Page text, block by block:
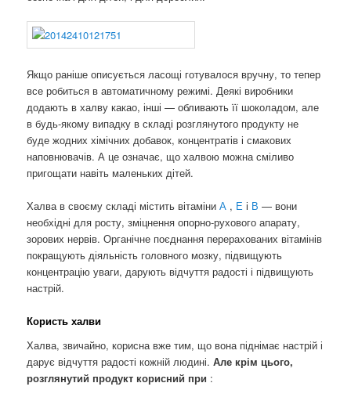
Якщо раніше описується ласощі готувалося вручну, то тепер
все робиться в автоматичному режимі. Деякі виробники
додають в халву какао, інші — обливають її шоколадом, але
в будь-якому випадку в складі розглянутого продукту не
буде жодних хімічних добавок, концентратів і смакових
наповнювачів. А це означає, що халвою можна сміливо
пригощати навіть маленьких дітей.
Халва в своєму складі містить вітаміниА , Еі В— вони
необхідні для росту, зміцнення опорно-рухового апарату,
зорових нервів. Органічне поєднання перерахованих вітамінів
покращують діяльність головного мозку, підвищують
концентрацію уваги, дарують відчуття радості і підвищують
настрій.
Користь халви
Халва, звичайно, корисна вже тим, що вона піднімає настрій і
дарує відчуття радості кожній людині.Але крім цього,
розглянутий продукт корисний при :